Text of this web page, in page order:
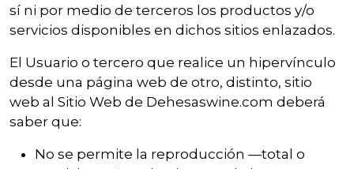
sí ni por medio de terceros los productos y/o
servicios disponibles en dichos sitios enlazados.
El Usuario o tercero que realice un hipervínculo
desde una página web de otro, distinto, sitio
web al Sitio Web de Dehesaswine.com deberá
saber que:
No se permite la reproducción —total o